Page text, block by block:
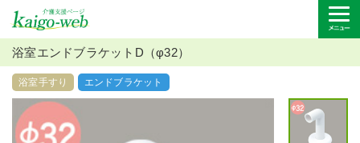
浴室エンドブラケットD（φ32）
浴室手すり エンドブラケット